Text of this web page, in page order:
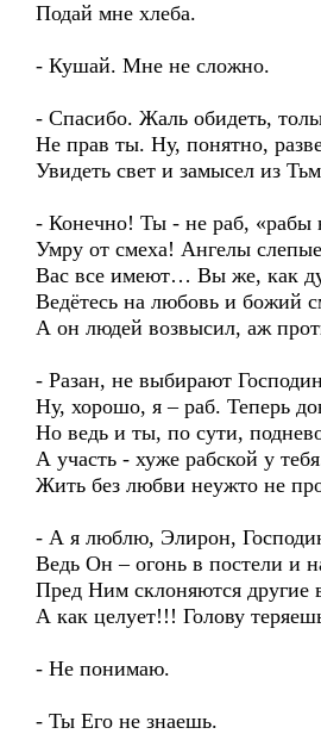
Подай мне хлеба.
- Кушай. Мне не сложно.
- Спасибо. Жаль обидеть,
Не прав ты. Ну, понятно,
Увидеть свет и замысел из
- Конечно! Ты - не раб, «рабы
Умру от смеха! Ангелы
Вас все имеют… Вы же, как
Ведётесь на любовь и божий
А он людей возвысил, аж
- Разан, не выбирают
Ну, хорошо, я – раб. Теперь
Но ведь и ты, по сути,
А участь - хуже рабской у
Жить без любви неужто не
- А я люблю, Элирон,
Ведь Он – огонь в постели и
Пред Ним склоняются другие
А как целует!!! Голову
- Не понимаю.
- Ты Его не знаешь.